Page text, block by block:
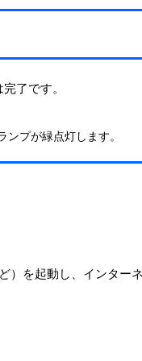
了です。
プが緑点灯します。
）を起動し、インター